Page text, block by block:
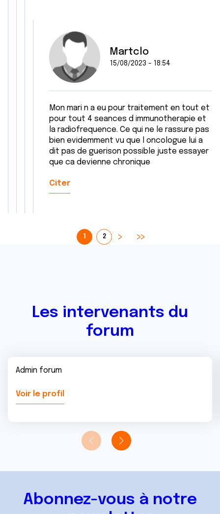
Martclo
15/08/2023 - 18:54
Mon mari n a eu pour traitement en tout et
pour tout 4 seances d immunotherapie et
la radiofrequence. Ce qui ne le rassure pas
bien evidemment vu que l oncologue lui a
dit pas de guerison possible juste essayer
que ca devienne chronique
Citer
1 2
Les intervenants du
forum
Admin forum
Voir le profil
Abonnez-vous à notre